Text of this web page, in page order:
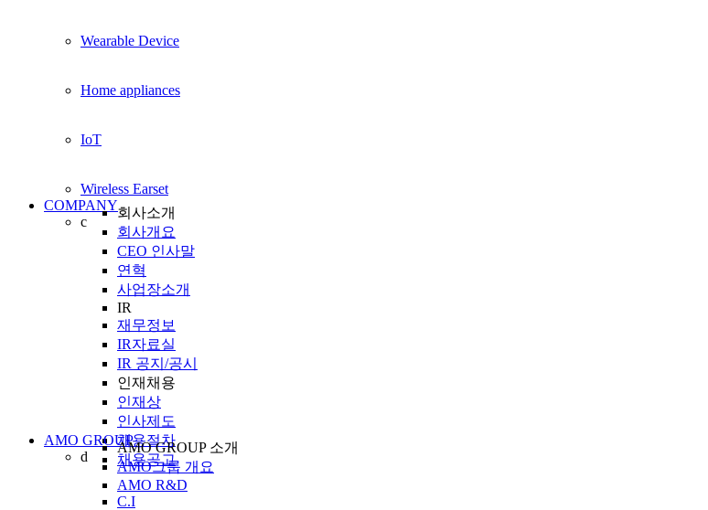
Wearable Device
Home appliances
IoT
Wireless Earset
COMPANY
c
회사소개
회사개요
CEO 인사말
연혁
사업장소개
IR
재무정보
IR자료실
IR 공지/공시
인재채용
인재상
인사제도
채용절차
채용공고
AMO GROUP
d
AMO GROUP 소개
AMO그룹 개요
AMO R&D
C.I